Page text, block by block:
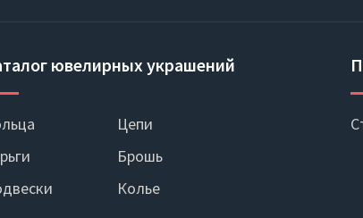
ювелирных украшений
Цепи
Брошь
Колье